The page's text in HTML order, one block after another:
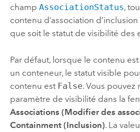
champ AssociationStatus,
contenu d’association
que soit le statut de visibilité des
Par défaut, lorsque le contenu
un conteneur, le statut visible
contenu est False. Vous pouvez
paramètre de visibilité dans la
Associations (Modifier des
Containment (Inclusion). La